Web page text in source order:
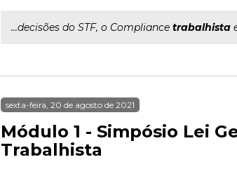
...decisões do STF, o Compliance trabalhista
sexta-feira, 20 de agosto de 2021
Módulo 1 - Simpósio Lei
Trabalhista